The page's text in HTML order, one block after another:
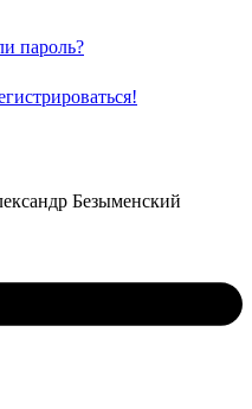
пароль?
Безыменский